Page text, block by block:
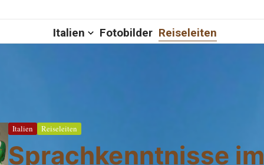
Italien Fotobilder Reiseleiten
Italien Reiseleiten
Sprachkenntnisse im